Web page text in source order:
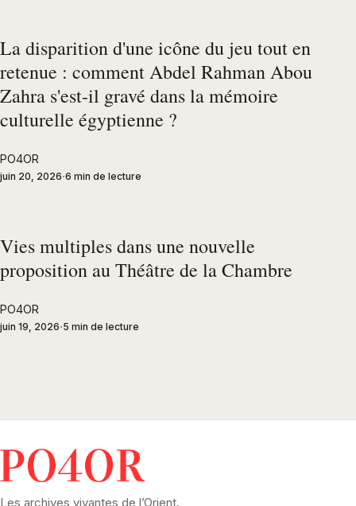
La disparition d'une icône du jeu tout en
retenue : comment Abdel Rahman Abou
Zahra s'est-il gravé dans la mémoire
culturelle égyptienne ?
PO4OR
juin 20, 2026 6 min de lecture
Vies multiples dans une nouvelle
proposition au Théâtre de la Chambre
PO4OR
juin 19, 2026 5 min de lecture
Les archives vivantes de l’Orient.